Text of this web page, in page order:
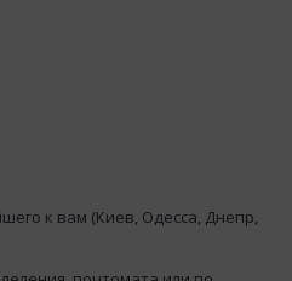
к вам (Киев, Одесса, Днепр,